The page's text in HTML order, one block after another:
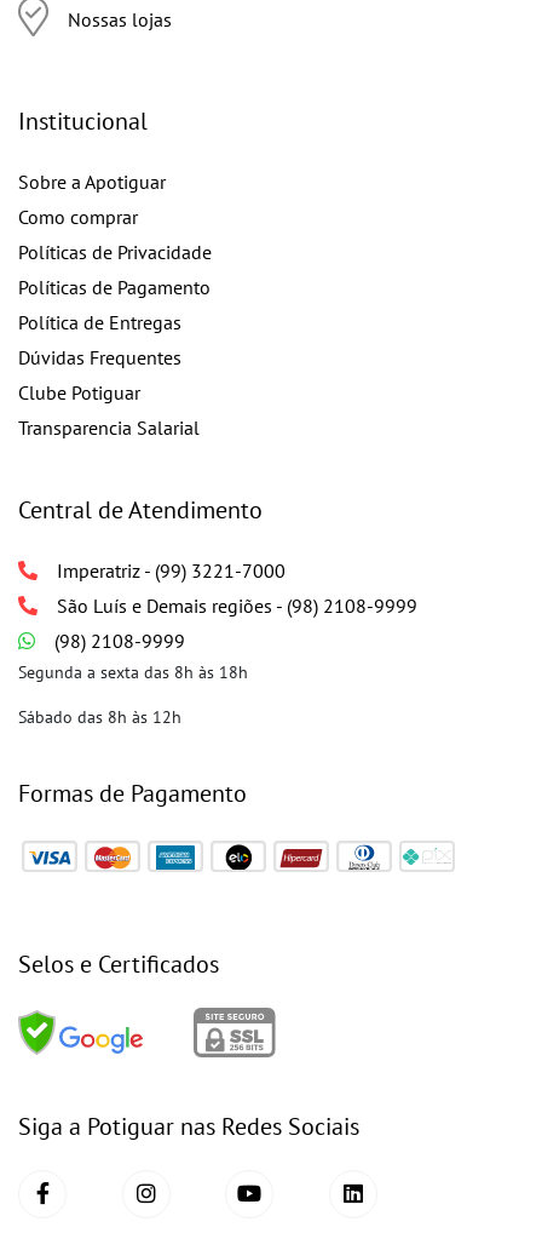
Nossas lojas
Institucional
Sobre a Apotiguar
Como comprar
Políticas de Privacidade
Políticas de Pagamento
Política de Entregas
Dúvidas Frequentes
Clube Potiguar
Transparencia Salarial
Central de Atendimento
Imperatriz - (99) 3221-7000
São Luís e Demais regiões - (98) 2108-9999
(98) 2108-9999
Segunda a sexta das 8h às 18h
Sábado das 8h às 12h
Formas de Pagamento
Selos e Certificados
Siga a Potiguar nas Redes Sociais